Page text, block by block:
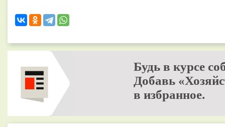
Будь в курсе
Добавь
в избранное.